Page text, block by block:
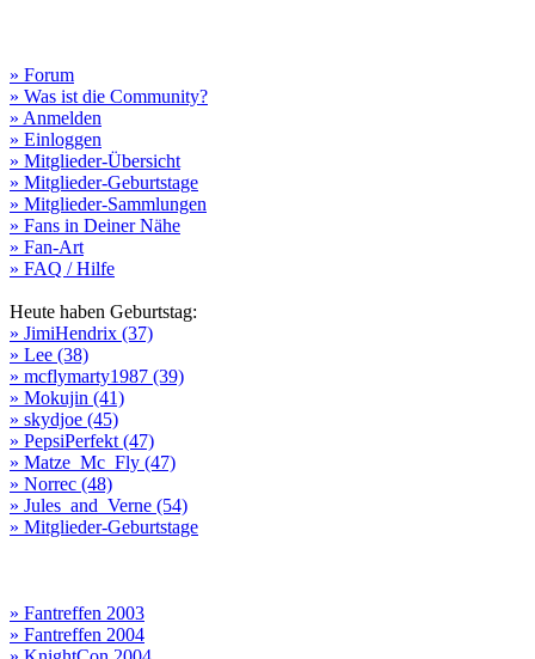
» Forum
» Was ist die Community?
» Anmelden
» Einloggen
» Mitglieder-Übersicht
» Mitglieder-Geburtstage
» Mitglieder-Sammlungen
» Fans in Deiner Nähe
» Fan-Art
» FAQ / Hilfe
Heute haben Geburtstag:
» JimiHendrix (37)
» Lee (38)
» mcflymarty1987 (39)
» Mokujin (41)
» skydjoe (45)
» PepsiPerfekt (47)
» Matze_Mc_Fly (47)
» Norrec (48)
» Jules_and_Verne (54)
» Mitglieder-Geburtstage
» Fantreffen 2003
» Fantreffen 2004